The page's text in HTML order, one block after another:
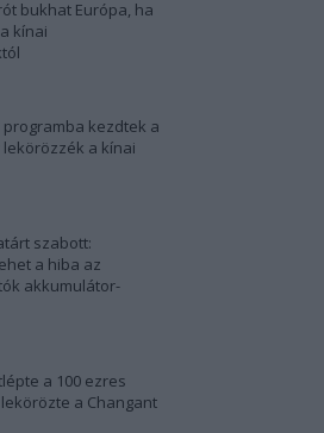
bukhat Európa, ha
kínai
programba kezdtek a
a kínai
szabott:
a hiba az
akkumulátor-
a 100 ezres
a Changant